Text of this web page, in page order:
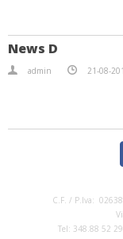
News D
admin 21-08-
C.F. / P.Iva:
Tel: 348.88 52